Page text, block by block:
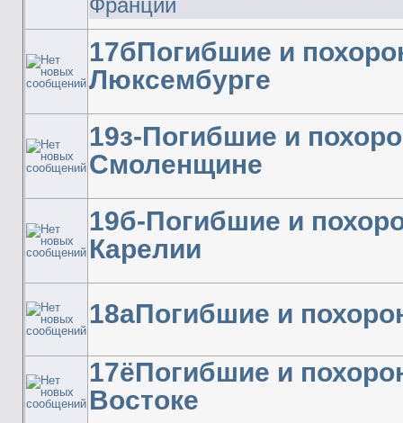
17бПогибшие и
Люксембурге
19з-Погибшие и
Смоленщине
19б-Погибшие и
Карелии
18аПогибшие и
17ёПогибшие и
Востоке